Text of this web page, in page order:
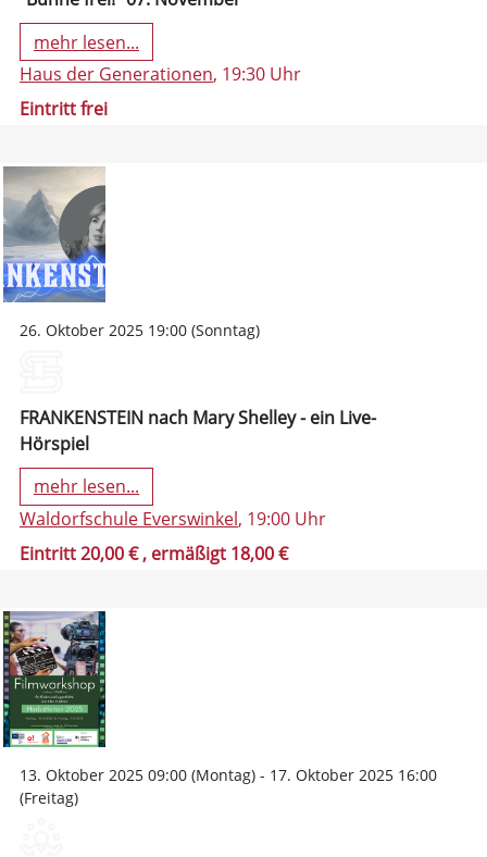
mehr lesen...
Haus der Generationen, 19:30 Uhr
Eintritt frei
26. Oktober 2025 19:00 (Sonntag)
FRANKENSTEIN nach Mary Shelley - ein Live-
Hörspiel
mehr lesen...
Waldorfschule Everswinkel, 19:00 Uhr
Eintritt 20,00 €, ermäßigt 18,00 €
13. Oktober 2025 09:00 (Montag) - 17. Oktober 2025 16:00
(Freitag)